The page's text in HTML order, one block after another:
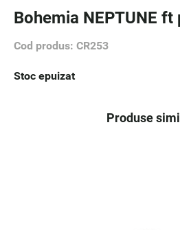
Bohemia NEPTUNE ft
Cod produs: CR253
Stoc epuizat
Produse